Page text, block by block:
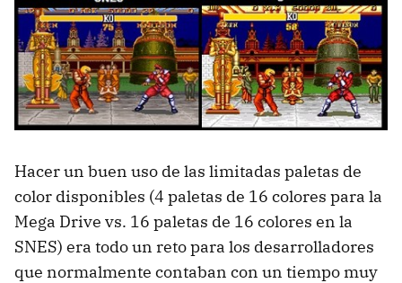
Hacer un buen uso de las limitadas paletas de
color disponibles (4 paletas de 16 colores para la
Mega Drive vs. 16 paletas de 16 colores en la
SNES) era todo un reto para los desarrolladores
que normalmente contaban con un tiempo muy